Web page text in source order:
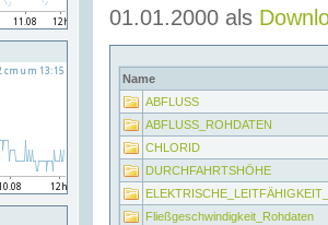
01.01.2000 als
Name
ABFLUSS
ABFLUSS_ROHDATEN
CHLORID
DURCHFAHRTSHÖHE
Fließgeschwindigkeit_Rohdaten